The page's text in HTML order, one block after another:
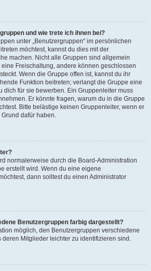
und wie trete ich ihnen bei?
unter „Benutzergruppen“ im persönlichen
möchtest, kannst du dies mit der
machen. Nicht alle Gruppen sind allgemein
Freischaltung, andere können geschlossen
Wenn die Gruppe offen ist, kannst du ihr
Funktion beitreten; verlangt die Gruppe eine
dich für sie bewerben. Ein Gruppenleiter muss
Er könnte fragen, warum du in die Gruppe
Bitte belästige keinen Gruppenleiter, wenn er
dafür haben.
normalerweise durch die Board-Administration
erstellt wird. Wenn du eine eigene
dann solltest du einen Administrator
Benutzergruppen farbig dargestellt?
möglich, den Benutzergruppen verschiedene
deren Mitglieder leichter zu identifizieren sind.